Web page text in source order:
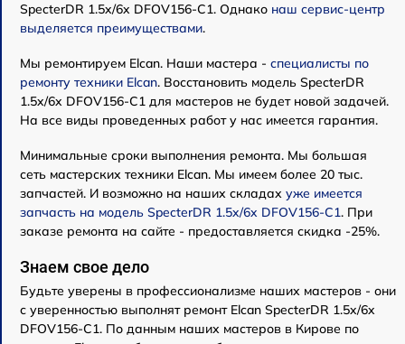
SpecterDR 1.5x/6x DFOV156-C1. Однако наш сервис-центр
выделяется преимуществами.
Мы ремонтируем Elcan. Наши мастера - специалисты по
ремонту техники Elcan. Восстановить модель SpecterDR
1.5x/6x DFOV156-C1 для мастеров не будет новой задачей.
На все виды проведенных работ у нас имеется гарантия.
Минимальные сроки выполнения ремонта. Мы большая
сеть мастерских техники Elcan. Мы имеем более 20 тыс.
запчастей. И возможно на наших складах уже имеется
запчасть на модель SpecterDR 1.5x/6x DFOV156-C1. При
заказе ремонта на сайте - предоставляется скидка -25%.
Знаем свое дело
Будьте уверены в профессионализме наших мастеров - они
с уверенностью выполнят ремонт Elcan SpecterDR 1.5x/6x
DFOV156-C1. По данным наших мастеров в Кирове по